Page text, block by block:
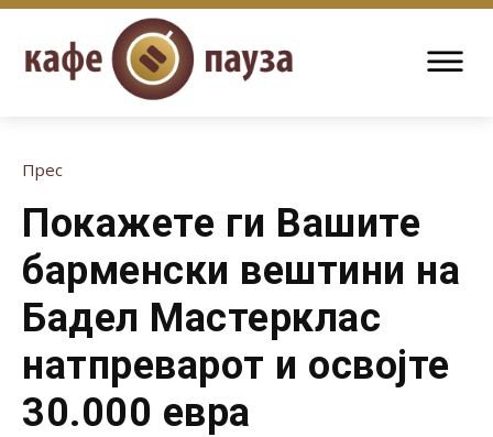
Прес
Покажете ги Вашите
барменски вештини на
Бадел Мастерклас
натпреварот и освојте
30.000 евра